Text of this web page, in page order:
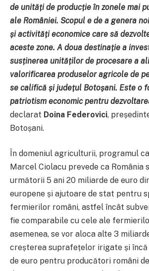
de unități de producție în zonele mai
ale României. Scopul e de a genera
și activități economice care să
aceste zone. A doua destinație a
susținerea unităților de procesare a
valorificarea produselor agricole de
se califică și județul Botoșani. Este o
patriotism economic pentru
declarat Doina Federovici,
Botoșani.
În domeniul agriculturii, programul
Marcel Ciolacu prevede ca România
următorii 5 ani 20 miliarde de euro
europene și ajutoare de stat pentru
fermierilor români, astfel încât
fie comparabile cu cele ale
asemenea, se vor aloca alte 3
creșterea suprafețelor irigate și încă
de euro pentru producători români